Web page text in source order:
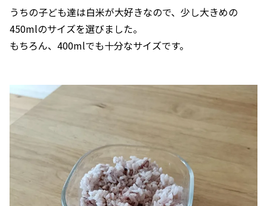
うちの子ども達は白米が大好きなので、少し大きめの
450mlのサイズを選びました。
もちろん、400mlでも十分なサイズです。